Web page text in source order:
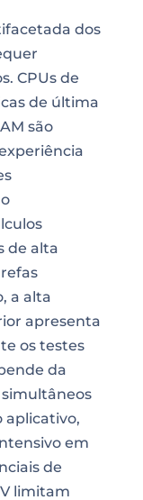
dos
CPUs de
de última
são
de alta
a alta
apresenta
os testes
da
aplicativo,
em
de
limitam